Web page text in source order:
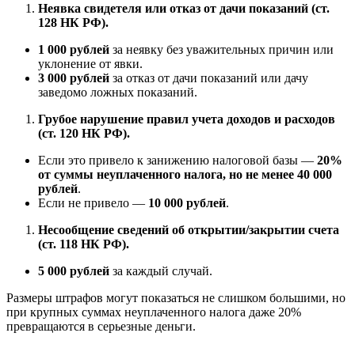
Неявка свидетеля или отказ от дачи показаний (ст.
128 НК РФ).
1 000 рублей за неявку без уважительных причин или
уклонение от явки.
3 000 рублей за отказ от дачи показаний или дачу
заведомо ложных показаний.
Грубое нарушение правил учета доходов и расходов
(ст. 120 НК РФ).
Если это привело к занижению налоговой базы — 20%
от суммы неуплаченного налога, но не менее 40 000
рублей.
Если не привело — 10 000 рублей.
Несообщение сведений об открытии/закрытии счета
(ст. 118 НК РФ).
5 000 рублей за каждый случай.
Размеры штрафов могут показаться не слишком большими, но
при крупных суммах неуплаченного налога даже 20%
превращаются в серьезные деньги.